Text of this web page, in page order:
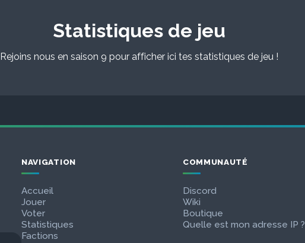
Statistiques de jeu
Rejoins nous en saison 9 pour afficher ici tes statistiques de jeu !
NAVIGATION
Accueil
Jouer
Voter
Statistiques
Factions
COMMUNAUTÉ
Discord
Wiki
Boutique
Quelle est mon adresse IP ?